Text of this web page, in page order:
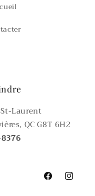
Laurent
QC G8T 6H2
FacebookInstagram